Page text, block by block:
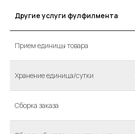
Другие услуги фулфилмента
Прием единицы товара
Хранение единица/сутки
Сборка заказа